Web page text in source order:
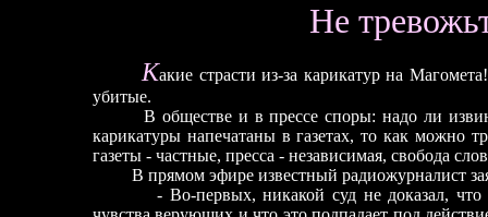
Не
Какие страсти из-за карикатур на
убитые.
В обществе и в прессе споры: надо ли
карикатуры напечатаны в газетах, то как можно
газеты - частные, пресса - независимая, свобода
В прямом эфире известный радиожурналист
- Во-первых, никакой суд не доказал, что